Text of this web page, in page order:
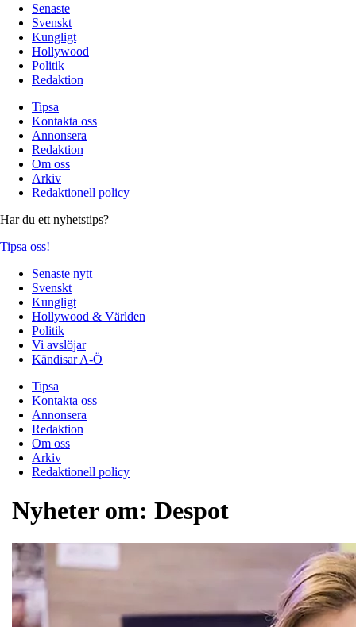
Senaste
Svenskt
Kungligt
Hollywood
Politik
Redaktion
Tipsa
Kontakta oss
Annonsera
Redaktion
Om oss
Arkiv
Redaktionell policy
Har du ett nyhetstips?
Tipsa oss!
Senaste nytt
Svenskt
Kungligt
Hollywood & Världen
Politik
Vi avslöjar
Kändisar A-Ö
Tipsa
Kontakta oss
Annonsera
Redaktion
Om oss
Arkiv
Redaktionell policy
Nyheter om: Despot